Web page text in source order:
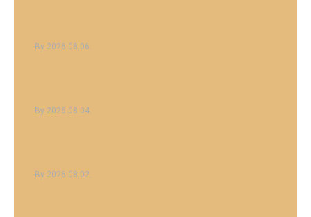
2026.08.06.
2026.08.04.
2026.08.02.